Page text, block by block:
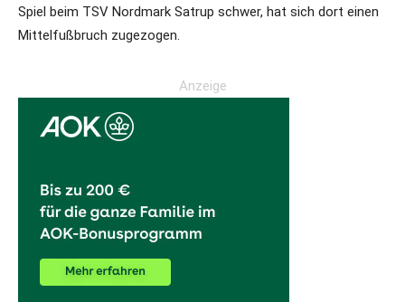
Spiel beim TSV Nordmark Satrup schwer, hat sich dort einen
Mittelfußbruch zugezogen.
Anzeige